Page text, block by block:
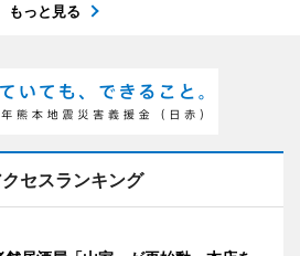
もっと見る
セスランキング